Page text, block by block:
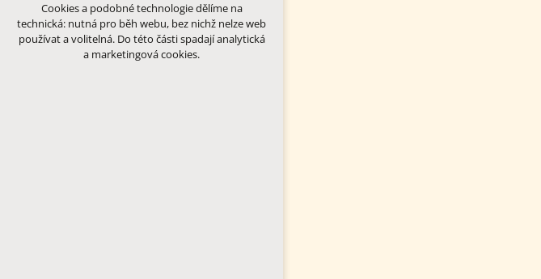
ODMÍTNOUT VŠE
Cookies a podobné technologie dělíme na
technická: nutná pro běh webu, bez nichž nelze web
používat a volitelná. Do této části spadají analytická
a marketingová cookies.